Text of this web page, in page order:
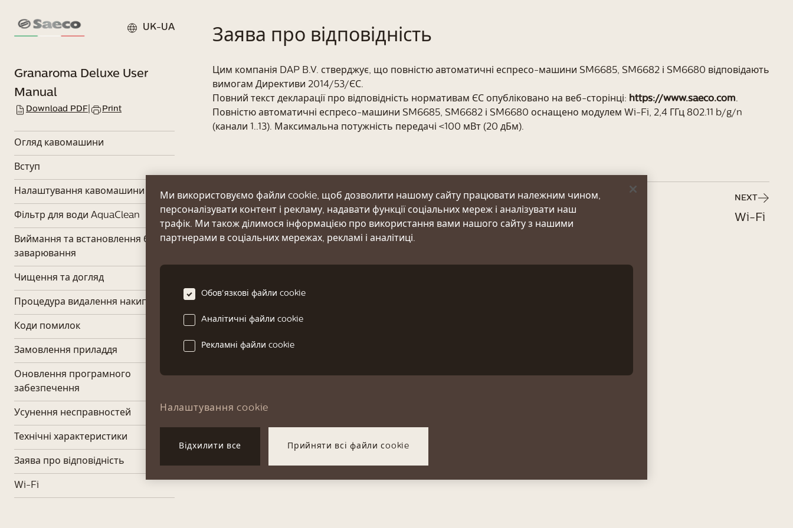
UK-UA
Granaroma Deluxe User
Manual
Download PDF Print
Огляд кавомашини
Вступ
Налаштування кавомашини
Фільтр для води AquaClean
Виймання та встановлення блоку
заварювання
Чищення та догляд
Процедура видалення накипу
Коди помилок
Замовлення приладдя
Оновлення програмного
забезпечення
Усунення несправностей
Технічні характеристики
Заява про відповідність
Wi-Fi
Заява про відповідність
Цим компанія DAP B.V. стверджує, що повністю автоматичні еспресо-машини SM6685, SM6682 і SM6680 відповідають
вимогам Директиви 2014/53/ЄС.
Повний текст декларації про відповідність нормативам ЄС опубліковано на веб-сторінці: https://www.saeco.com.
Повністю автоматичні еспресо-машини SM6685, SM6682 і SM6680 оснащено модулем Wi-Fi, 2,4 ГГц 802.11 b/g/n
(канали 1..13). Максимальна потужність передачі <100 мВт (20 дБм).
PREVIOUS
Технічні характеристики
NEXT
Wi-Fi
Ми використовуємо файли cookie, щоб дозволити нашому сайту працювати належним чином,
персоналізувати контент і рекламу, надавати функції соціальних мереж і аналізувати наш
трафік. Ми також ділимося інформацією про використання вами нашого сайту з нашими
партнерами в соціальних мережах, рекламі і аналітиці.
Oбов'язкові файли cookie
Aналітичні файли cookie
Рекламні файли cookie
Налаштування cookie
Відхилити все Прийняти всі файли сookie